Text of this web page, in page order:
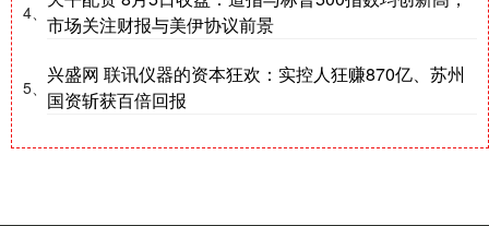
4、 市场关注财报与美伊协议前景
5、
兴盛网 联讯仪器的资本狂欢：实控人狂赚870亿、苏州
国资斩获百倍回报